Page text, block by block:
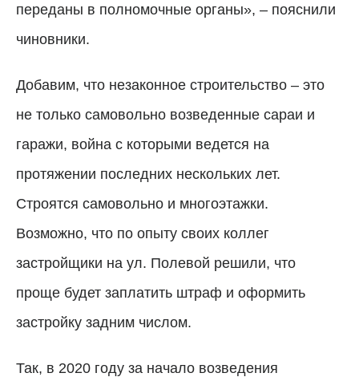
переданы в полномочные органы», – пояснили
чиновники.
Добавим, что незаконное строительство – это
не только самовольно возведенные сараи и
гаражи, война с которыми ведется на
протяжении последних нескольких лет.
Строятся самовольно и многоэтажки.
Возможно, что по опыту своих коллег
застройщики на ул. Полевой решили, что
проще будет заплатить штраф и оформить
застройку задним числом.
Так, в 2020 году за начало возведения